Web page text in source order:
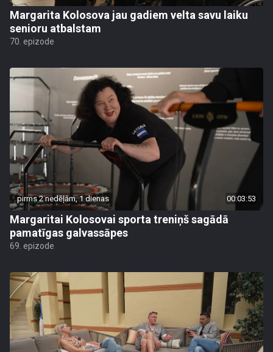
Margarita Kolosova jau gadiem velta savu laiku
senioru atbalstam
70. epizode
pirms 2 nedēļām, 1 dienas 00:03:53
Margaritai Kolosovai sporta treniņš sagādā
pamatīgas galvassāpes
69. epizode